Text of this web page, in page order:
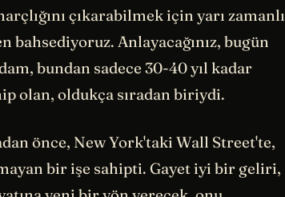
çıkarabilmek için yarı zamanlı
bahsediyoruz. Anlayacağınız, bugün
bundan sadece 30-40 yıl kadar
olan, oldukça sıradan biriydi.
önce, New York'taki Wall Street'te,
bir işe sahipti. Gayet iyi bir geliri,